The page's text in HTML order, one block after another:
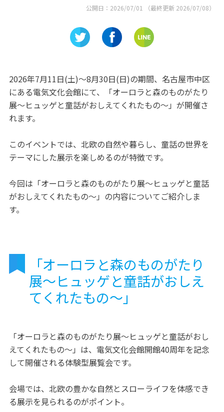
公開日： 2026/07/01 （最終更新 2026/07/08）
2026年7月11日(土)～8月30日(日)の期間、名古屋市中区
にある電気文化会館にて、「オーロラと森のものがたり
展～ヒュッゲと童話がおしえてくれたもの～」が開催さ
れます。
このイベントでは、北欧の自然や暮らし、童話の世界を
テーマにした展示を楽しめるのが特徴です。
今回は「オーロラと森のものがたり展～ヒュッゲと童話
がおしえてくれたもの～」の内容についてご紹介しま
す。
「オーロラと森のものがたり
展～ヒュッゲと童話がおしえ
てくれたもの～」
「オーロラと森のものがたり展～ヒュッゲと童話がおし
えてくれたもの～」は、電気文化会館開館40周年を記念
して開催される体験型展覧会です。
会場では、北欧の豊かな自然とスローライフを体感でき
る展示を見られるのがポイント。